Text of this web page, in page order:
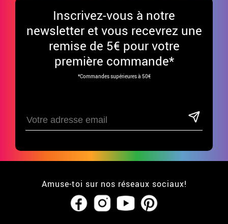
Inscrivez-vous à notre
newsletter et vous recevrez une
remise de 5€ pour votre
première commande*
*Commandes supérieures à 50€
Amuse-toi sur nos réseaux sociaux!